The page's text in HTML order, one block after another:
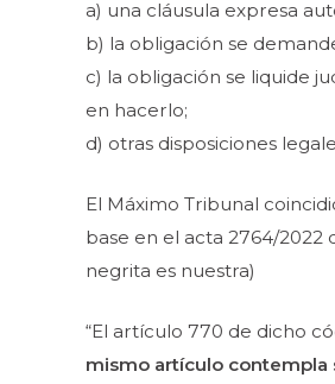
a) una cláusula expresa
b) la obligación se
c) la obligación se liquide
en hacerlo;
d) otras disposiciones
El Máximo Tribunal
base en el acta 2764/2022
negrita es nuestra)
“El artículo 770 de dicho
mismo artículo contempla